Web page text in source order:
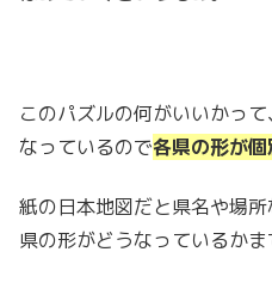
このパズルの何がいいかっ
なっているので各県の形が
紙の日本地図だと県名や場
県の形がどうなっているかま